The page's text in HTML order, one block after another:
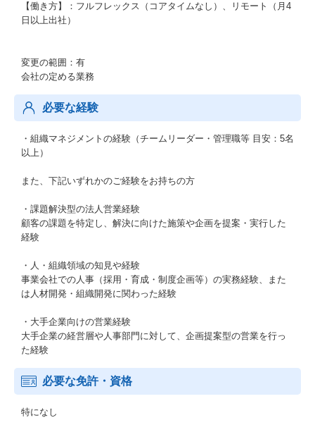
【働き方】：フルフレックス（コアタイムなし）、リモート（月4
日以上出社）
変更の範囲：有
会社の定める業務
必要な経験
・組織マネジメントの経験（チームリーダー・管理職等 目安：5名
以上）
また、下記いずれかのご経験をお持ちの方
・課題解決型の法人営業経験
顧客の課題を特定し、解決に向けた施策や企画を提案・実行した
経験
・人・組織領域の知見や経験
事業会社での人事（採用・育成・制度企画等）の実務経験、また
は人材開発・組織開発に関わった経験
・大手企業向けの営業経験
大手企業の経営層や人事部門に対して、企画提案型の営業を行っ
た経験
必要な免許・資格
特になし